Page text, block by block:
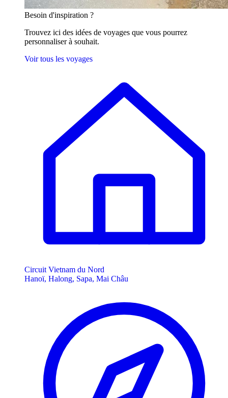
Besoin d'inspiration ?
Trouvez ici des idées de voyages que vous pourrez
personnaliser à souhait.
Voir tous les voyages
Circuit Vietnam du Nord
Hanoï, Halong, Sapa, Mai Châu